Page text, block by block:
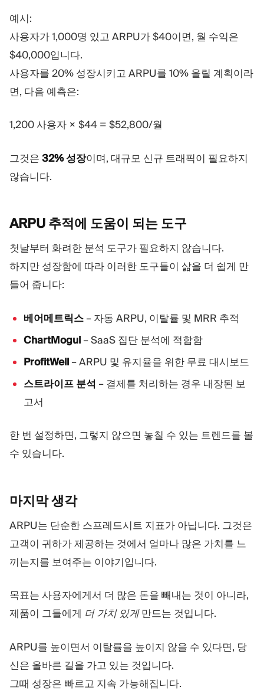
예시:
사용자가 1,000명 있고 ARPU가 $40이면, 월 수익은
$40,000입니다.
사용자를 20% 성장시키고 ARPU를 10% 올릴 계획이라
면, 다음 예측은:
1,200 사용자 × $44 = $52,800/월
그것은 32% 성장이며, 대규모 신규 트래픽이 필요하지
않습니다.
ARPU 추적에 도움이 되는 도구
첫날부터 화려한 분석 도구가 필요하지 않습니다.
하지만 성장함에 따라 이러한 도구들이 삶을 더 쉽게 만
들어 줍니다:
베어메트릭스 – 자동 ARPU, 이탈률 및 MRR 추적
ChartMogul – SaaS 집단 분석에 적합함
ProfitWell – ARPU 및 유지율을 위한 무료 대시보드
스트라이프 분석 – 결제를 처리하는 경우 내장된 보
고서
한 번 설정하면, 그렇지 않으면 놓칠 수 있는 트렌드를 볼
수 있습니다.
마지막생각
ARPU는 단순한 스프레드시트 지표가 아닙니다. 그것은
고객이 귀하가 제공하는 것에서 얼마나 많은 가치를 느
끼는지를 보여주는 이야기입니다.
목표는 사용자에게서 더 많은 돈을 빼내는 것이 아니라,
제품이 그들에게 더 가치 있게만드는 것입니다.
ARPU를 높이면서 이탈률을 높이지 않을 수 있다면, 당
신은 올바른 길을 가고 있는 것입니다.
그때 성장은 빠르고 지속 가능해집니다.